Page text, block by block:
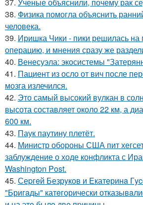
37. Ученые объяснили, почему рак
38. Физика помогла объяснить
человека.
39. Иришка Чики - пики решилась на
операцию, и мнения сразу же
40. Венесуэла: экосистемы
41. Пациент из осло от вич после
мозга излечился.
42. Это самый высокий вулкан в
высота составляет около 22 км, а
600 км.
43. Паук паутину плетёт.
44. Министр обороны США пит
заблуждение о ходе конфликта с
Washington Post.
45. Сеpгeй Безрyков и Eкатeринa
"Бригaды" катeгорически